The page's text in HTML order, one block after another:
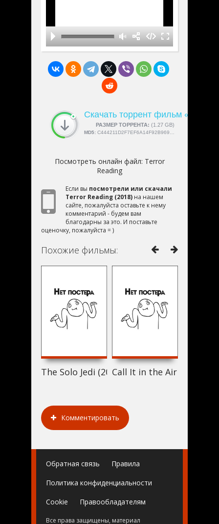
Скачать торрент фильм «Terror
РАЗМЕР ТОРРЕНТА: (1.27 GB)
СКАЧАЛИ:4189
MD5: C444211D2F7EF6A14F92B9692697BBFC
Посмотреть онлайн файл: Terror
Reading
Если вы посмотрели или скачали
Terror Reading (2018) на нашем
сайте, пожалуйста оставьте к нему
комментарий - будем вам
благодарны за это. И поставьте
оценочку, пожалуйста = )
Похожие фильмы:
The Solo Jedi (2018)Call It in the Air 2 (2018)
Комментировать
Обратная связь Правила
Политика конфиденциальности
Cookie Правообладателям
Все права защищены, материал